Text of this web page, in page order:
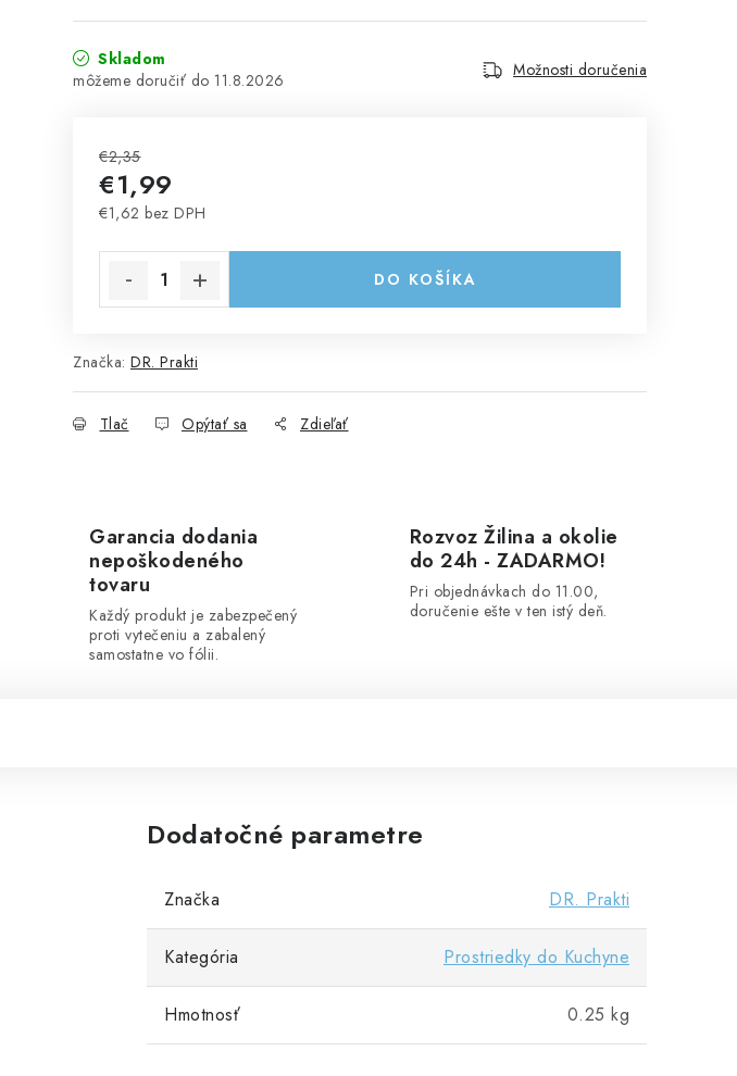
Skladom
11.8.2026
Možnosti doručenia
€2,35
€1,99
€1,62 bez DPH
DO KOŠÍKA
Značka: DR. Prakti
Tlač Opýtať sa Zdieľať
Garancia dodania
nepoškodeného
tovaru
Každý produkt je zabezpečený
proti vytečeniu a zabalený
samostatne vo fólii.
Rozvoz Žilina a okolie
do 24h - ZADARMO!
Pri objednávkach do 11.00,
doručenie ešte v ten istý deň.
Dodatočné parametre
Značka DR. Prakti
Kategória Prostriedky do Kuchyne
Hmotnosť 0.25 kg